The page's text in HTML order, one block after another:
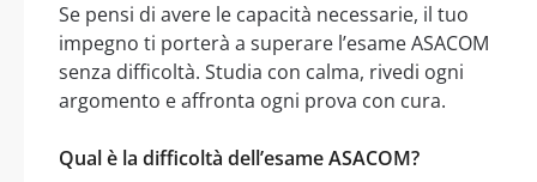
Se pensi di avere le capacità necessarie, il tuo
impegno ti porterà a superare l’esame ASACOM
senza difficoltà. Studia con calma, rivedi ogni
argomento e affronta ogni prova con cura.
Qual è la difficoltà dell’esame ASACOM?